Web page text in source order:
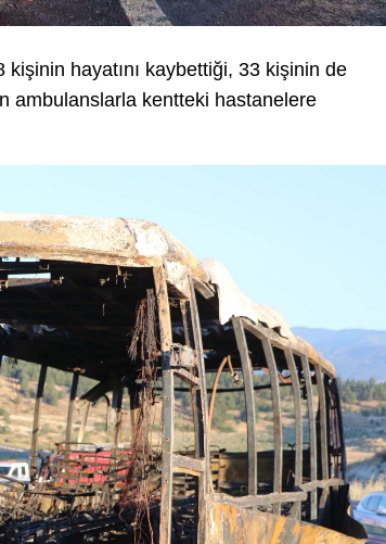
kişinin hayatını kaybettiği, 33 kişinin de
ambulanslarla kentteki hastanelere